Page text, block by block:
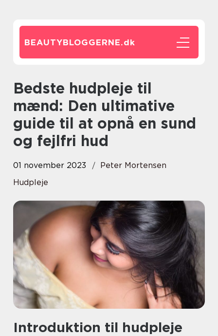
BEAUTYBLOGGERNE.dk
Bedste hudpleje til
mænd: Den ultimative
guide til at opnå en sund
og fejlfri hud
01 november 2023
Peter Mortensen
Hudpleje
Introduktion til hudpleje